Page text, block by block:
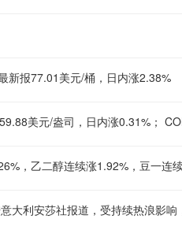
新报77.01美元/桶，日内涨2.38%
，乙二醇连续涨1.92%，豆一连